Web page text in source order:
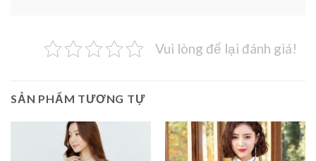
Vui lòng để lại đánh giá!
SẢN PHẨM TƯƠNG TỰ